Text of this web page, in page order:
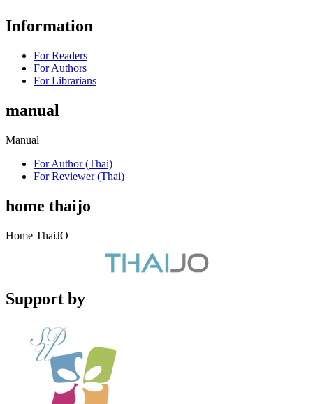
Information
For Readers
For Authors
For Librarians
manual
Manual
For Author (Thai)
For Reviewer (Thai)
home thaijo
Home ThaiJO
Support by